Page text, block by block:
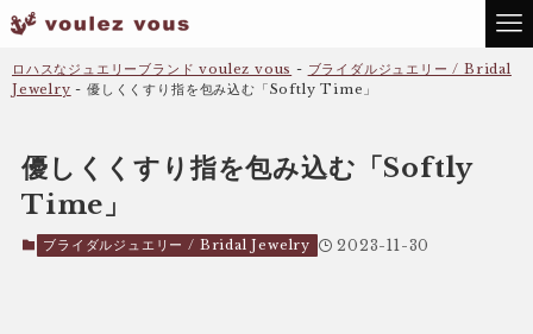
ロハスなジュエリーブランド voulez vous - ブライダルジュエリー / Bridal
Jewelry -優しくくすり指を包み込む「Softly Time」
優しくくすり指を包み込む「Softly
Time」
ブライダルジュエリー / Bridal Jewelry 2023-11-30